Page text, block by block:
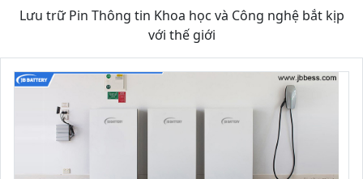
Lưu trữ Pin Thông tin Khoa học và Công nghệ bắt kịp
với thế giới